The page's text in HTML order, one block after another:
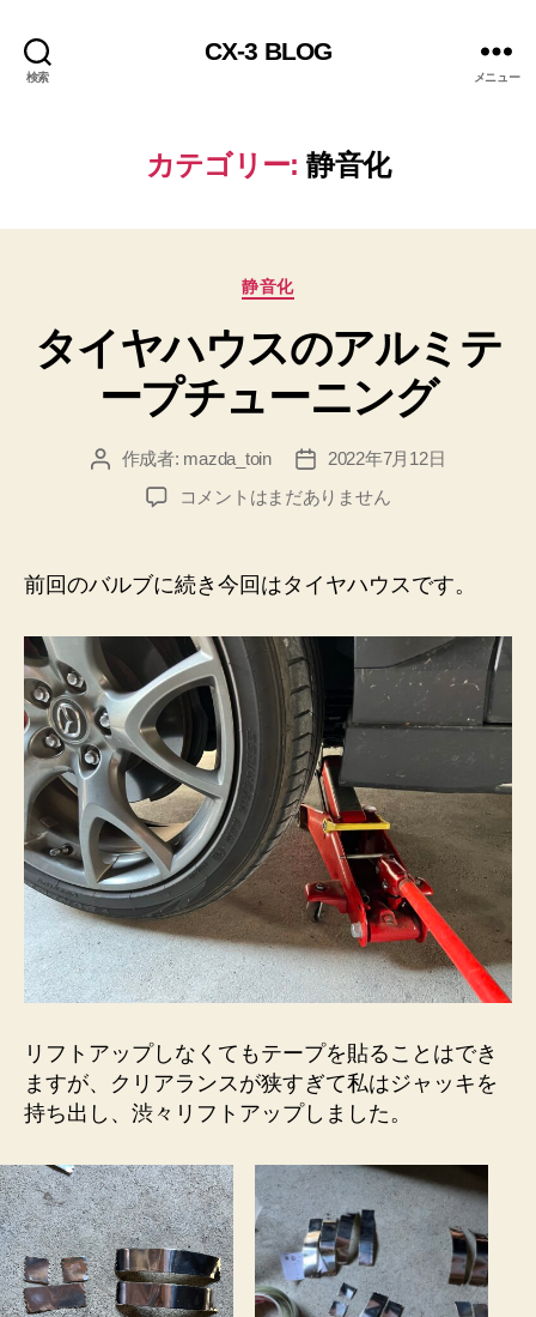
検索
CX-3 BLOG
メニュー
カテゴリー: 静音化
カ
ゴ
リ
ー
静音化
タイヤハウスのアルミテ
ープチューニング
投 作成者: mazda_toin
投
稿
日
2022年7月12日
タ
ハ
ウ
の
ア
ミ
テ
ー
プ
チ
ュ
ー
ニ
ン
グ
へ
コメントはまだありません
前回のバルブに続き今回はタイヤハウスです。
リフトアップしなくてもテープを貼ることはでき
ますが、クリアランスが狭すぎて私はジャッキを
持ち出し、渋々リフトアップしました。